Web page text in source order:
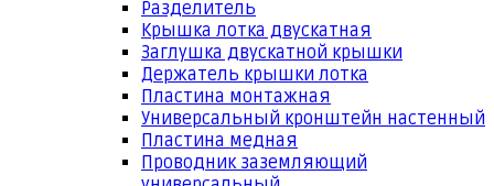
Разделитель
Крышка лотка двускатная
Заглушка двускатной крышки
Держатель крышки лотка
Пластина монтажная
Универсальный кронштейн настенный
Пластина медная
Проводник заземляющий